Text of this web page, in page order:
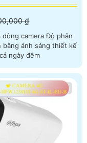
₫
dòng camera Độ phân
bằng ánh sáng thiết kế
ngày đêm